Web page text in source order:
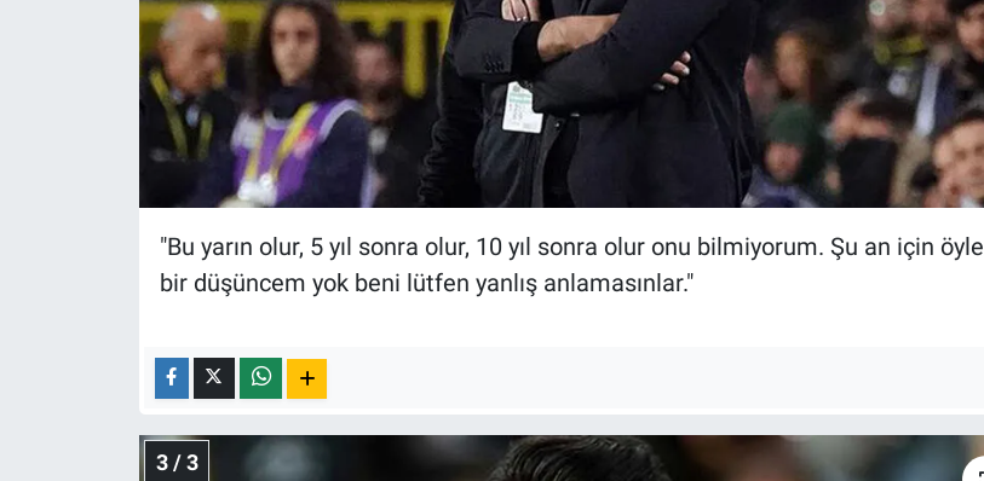
"Bu yarın olur, 5 yıl sonra olur, 10 yıl sonra olur onu bilmiyorum. Şu an için öyle
bir düşüncem yok beni lütfen yanlış anlamasınlar."
3 / 3